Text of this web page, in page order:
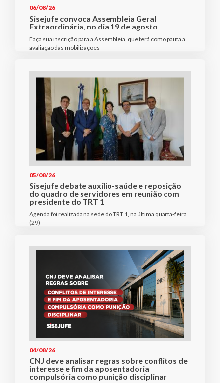
06/08/26
Sisejufe convoca Assembleia Geral
Extraordinária, no dia 19 de agosto
Faça sua inscrição para a Assembleia, que terá como pauta a
avaliação das mobilizações
05/08/26
Sisejufe debate auxílio-saúde e reposição
do quadro de servidores em reunião com
presidente do TRT 1
Agenda foi realizada na sede do TRT 1, na última quarta-feira
(29)
04/08/26
CNJ deve analisar regras sobre conflitos de
interesse e fim da aposentadoria
compulsória como punição disciplinar